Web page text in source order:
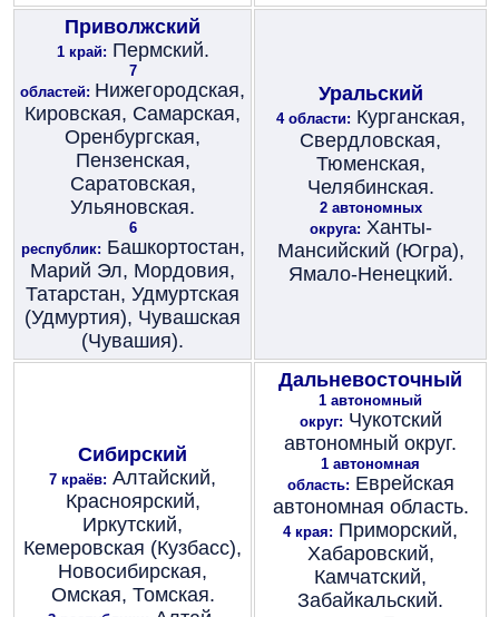
Приволжский
1 край: Пермский.
7
областей: Нижегородская,
Кировская, Самарская,
Оренбургская,
Пензенская,
Саратовская,
Ульяновская.
6
республик: Башкортостан,
Марий Эл, Мордовия,
Татарстан, Удмуртская
(Удмуртия), Чувашская
(Чувашия).
Уральский
4 области: Курганская,
Свердловская,
Тюменская,
Челябинская.
2 автономных
округа: Ханты-
Мансийский (Югра),
Ямало-Ненецкий.
Сибирский
7 краёв: Алтайский,
Красноярский,
Иркутский,
Кемеровская (Кузбасс),
Новосибирская,
Омская, Томская.
Дальневосточный
1 автономный
округ: Чукотский
автономный округ.
1 автономная
область: Еврейская
автономная область.
4 края: Приморский,
Хабаровский,
Камчатский,
Забайкальский.